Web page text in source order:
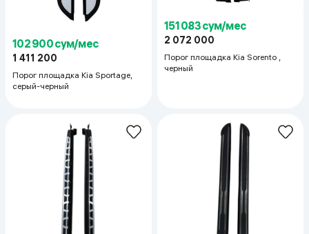
102 900 сум/мес
1 411 200
Порог площадка Kia Sportage,
серый-черный
151 083 сум/мес
2 072 000
Порог площадка Kia Sorento ,
черный